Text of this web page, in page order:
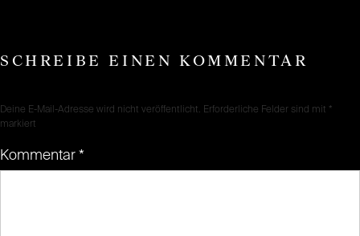
SCHREIBE EINEN KOMMENTAR
Deine E-Mail-Adresse wird nicht veröffentlicht. Erforderliche Felder sind mit *
markiert
Kommentar *